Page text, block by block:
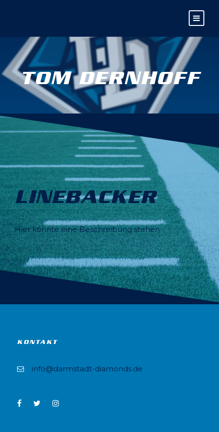
TOM DERNHOFF
LINEBACKER
Hier könnte eine Beschreibung stehen
KONTAKT
info@darmstadt-diamonds.de